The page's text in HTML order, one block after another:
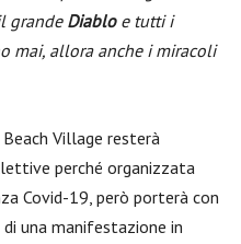
grande Diabloe tutti i
mai, allora anche i miracoli
Village resterà
perché organizzata
Covid-19, però porterà con
una manifestazione in